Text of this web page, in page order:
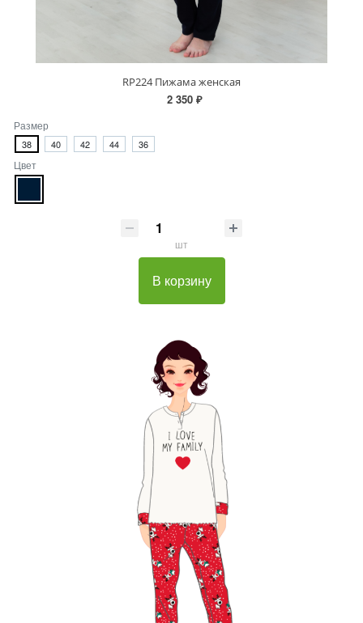
RP224 Пижама женская
2 350 ₽
Размер
38 40 42 44 36
Цвет
шт
В корзину